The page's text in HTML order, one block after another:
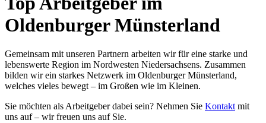
Oldenburger Münsterland
Gemeinsam mit unseren Partnern arbeiten wir für eine starke und
lebenswerte Region im Nordwesten Niedersachsens. Zusammen
bilden wir ein starkes Netzwerk im Oldenburger Münsterland,
welches vieles bewegt – im Großen wie im Kleinen.
Sie möchten als Arbeitgeber dabei sein? Nehmen Sie Kontakt mit
uns auf – wir freuen uns auf Sie.